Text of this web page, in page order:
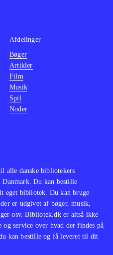
alle danske bibliotekers
Du kan bestille
eget bibliotek. Du kan bruge
er udgivet af bøger, musik,
osv. Bibliotek.dk er altså ikke
service over hvad der findes på
kan bestille og få leveret til dit
Afdelinger
Bøger
Artikler
Film
Musik
Spil
Noder